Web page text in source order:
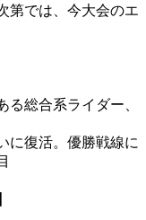
第では、今大会のエ
る総合系ライダー、
に復活。優勝戦線に